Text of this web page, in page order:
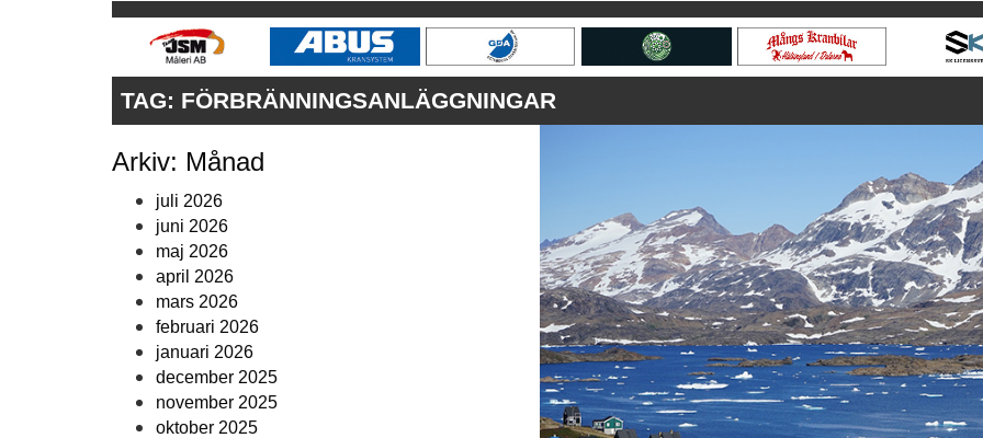
TAG: FÖRBRÄNNINGSANLÄGGNINGAR
Arkiv: Månad
juli 2026
juni 2026
maj 2026
april 2026
mars 2026
februari 2026
januari 2026
december 2025
november 2025
oktober 2025